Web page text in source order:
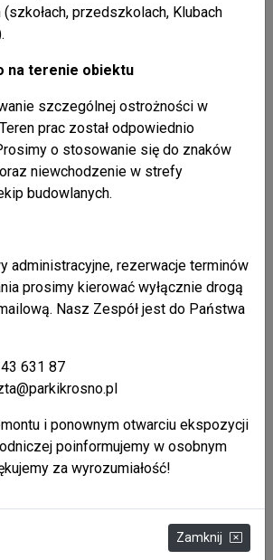
przedszkolach, Klubach
na terenie obiektu
szczególnej ostrożności w
prac został odpowiednio
o stosowanie się do znaków
niewchodzenie w strefy
budowlanych.
administracyjne, rezerwacje terminów
prosimy kierować wyłącznie drogą
Nasz Zespół jest do Państwa
631 87
i ponownym otwarciu ekspozycji
poinformujemy w osobnym
za wyrozumiałość!
Zamknij